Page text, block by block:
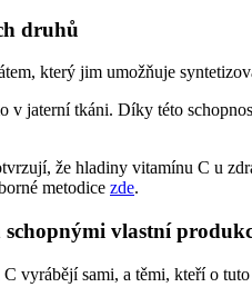
druhů
který jim umožňuje
jaterní tkáni. Díky této
že hladiny vitamínu C u
metodice zde.
vlastní
vyrábějí sami, a těmi, kteří o